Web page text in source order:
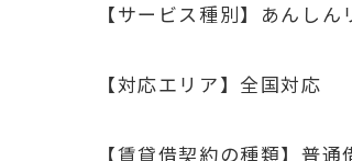
【サービス種別】あんしん
【対応エリア】全国対応
【賃貸借契約の種類】普通